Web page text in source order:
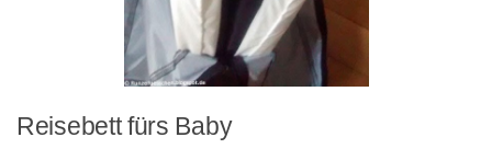
Reisebett fürs Baby